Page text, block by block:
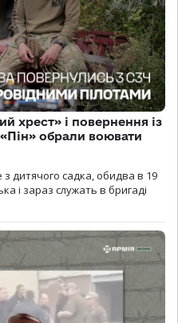
хрест» і повернення із
обрали воювати
з дитячого садка, обидва в 19
і зараз служать в бригаді